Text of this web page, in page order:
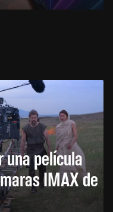
una película
IMAX de